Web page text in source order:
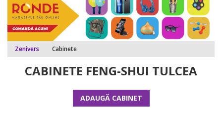
Zenivers Cabinete
CABINETE FENG-SHUI TULCEA
ADAUGĂ CABINET